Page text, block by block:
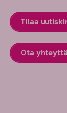
Tilaa
Ota yhteyttä